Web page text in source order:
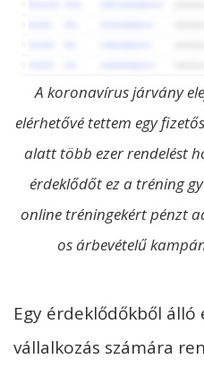
A koronavírus járvány
elérhetővé tettem egy
alatt több ezer rendelést
érdeklődőt ez a tréning
online tréningekért pénzt
os árbevételű
Egy érdeklődőkből
vállalkozás számára